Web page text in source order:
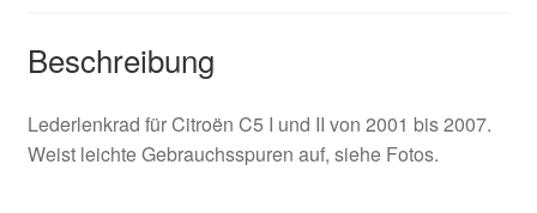
Beschreibung
Lederlenkrad für Citroën C5 I und II von 2001 bis 2007.
Weist leichte Gebrauchsspuren auf, siehe Fotos.